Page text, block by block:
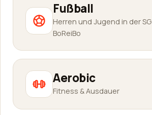
Fußball
Herren und Jugend in der SG
BoReiBo
Aerobic
Fitness & Ausdauer